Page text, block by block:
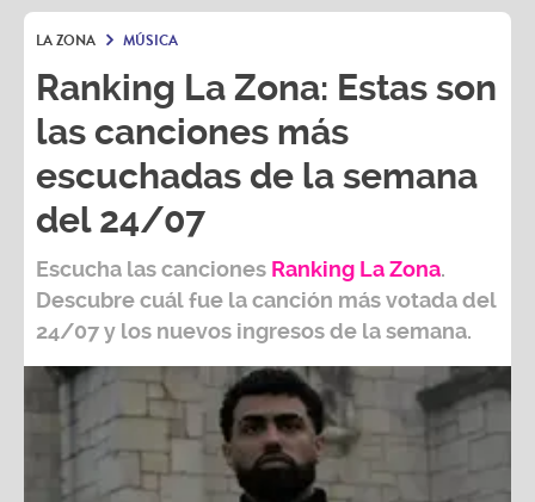
LA ZONA MÚSICA
Ranking La Zona: Estas son
las canciones más
escuchadas de la semana
del 24/07
Escucha las canciones Ranking La Zona.
Descubre cuál fue la canción más votada del
24/07y los nuevos ingresos de la semana.